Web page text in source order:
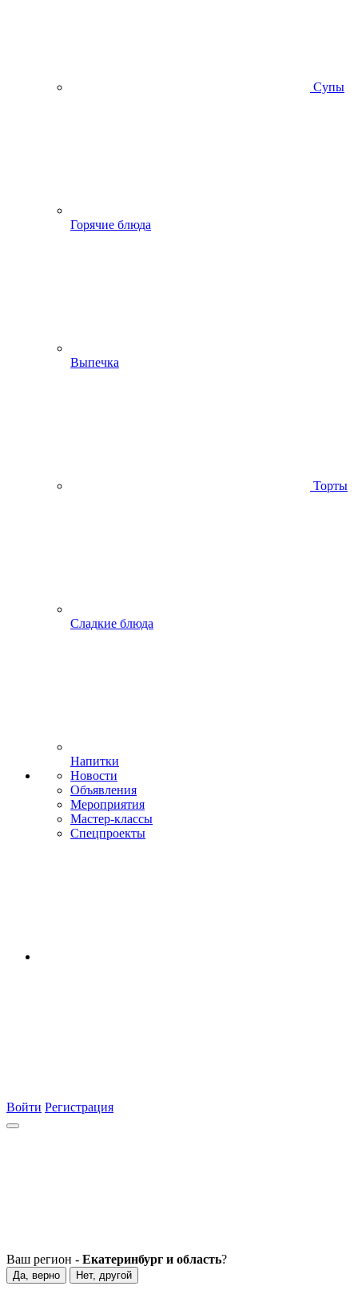
Супы
Горячие блюда
Выпечка
Торты
Сладкие блюда
Напитки
Новости
Объявления
Мероприятия
Мастер-классы
Спецпроекты
Войти Регистрация
Ваш регион - Екатеринбург и область?
Да, верно Нет, другой